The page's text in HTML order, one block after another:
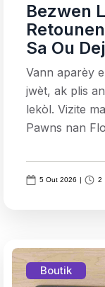
Bezwen
Sa Ou
Vann aparèy
jwèt, ak plis
lekòl. Vizite
Pawns nan
5 Out 2026 2
Boutik